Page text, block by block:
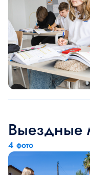
Выездные
4 фото